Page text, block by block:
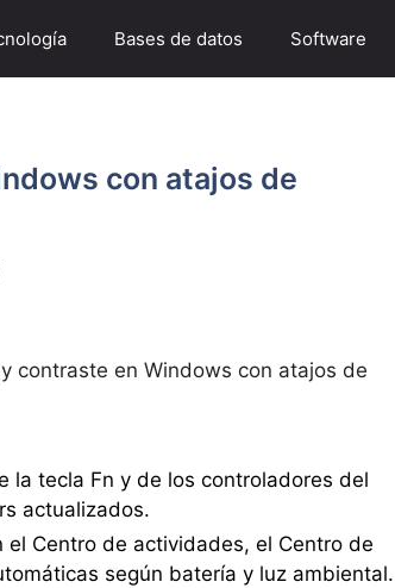
Bases de datos Software
con atajos de
contraste en Windows con atajos de
la tecla Fn y de los controladores del
actualizados.
Centro de actividades, el Centro de
según batería y luz ambiental.